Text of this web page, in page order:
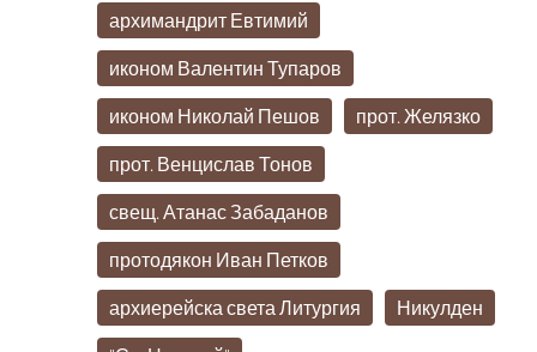
архимандрит Евтимий
иконом Валентин Тупаров
иконом Николай Пешов прот. Желязко
прот. Венцислав Тонов
свещ. Атанас Забаданов
протодякон Иван Петков
архиерейска света Литургия Никулден